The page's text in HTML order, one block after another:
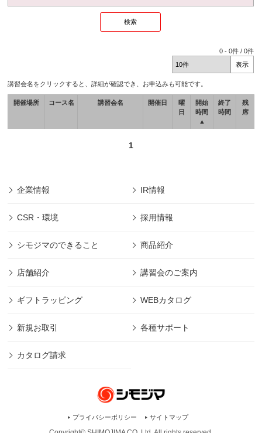
0 -0件 /0件
講習会名をクリックすると、詳細が確認でき、お申込みも可能です。
開催場所 コース名 講習会名 開催日
曜
日
開始
時間
▲
終了
時間
残
席
1
企業情報 IR情報
CSR・環境 採用情報
シモジマのできること 商品紹介
店舗紹介 講習会のご案内
ギフトラッピング WEBカタログ
新規お取引 各種サポート
カタログ請求
プライバシーポリシー サイトマップ